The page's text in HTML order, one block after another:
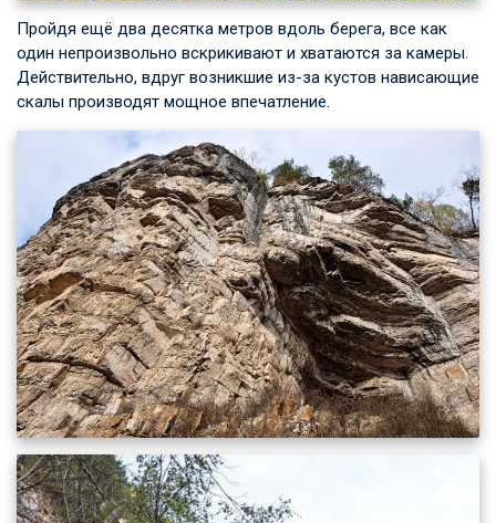
Пройдя ещё два десятка метров вдоль берега, все как
один непроизвольно вскрикивают и хватаются за камеры.
Действительно, вдруг возникшие из-за кустов нависающие
скалы производят мощное впечатление.